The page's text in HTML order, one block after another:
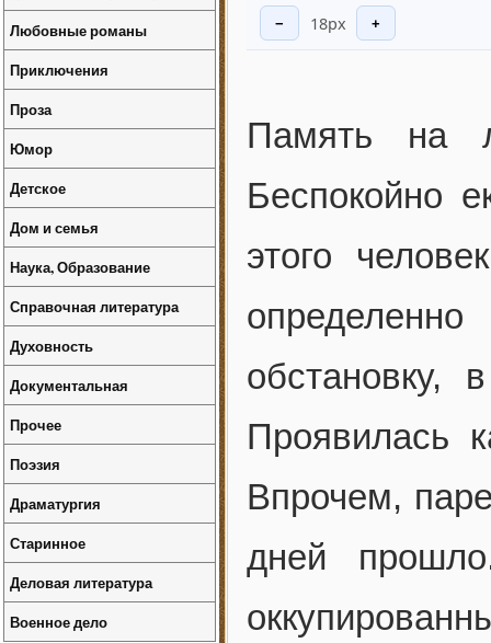
− 18px +
Память на
Беспокойно
этого
обстановку,
Проявилась
Впрочем,
дней
Любовные романы
Приключения
Проза
Юмор
Детское
Дом и семья
Наука, Образование
Справочная литература
Духовность
Документальная
Прочее
Поэзия
Драматургия
Старинное
Деловая литература
Военное дело